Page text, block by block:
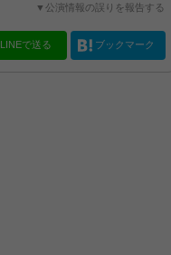
▼公演情報の誤りを報告する
LINEで送る ブックマーク